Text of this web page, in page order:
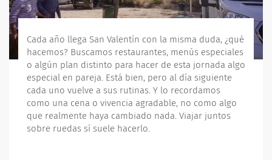
Cada año llega San Valentín con la misma duda, ¿qué
hacemos? Buscamos restaurantes, menús especiales
o algún plan distinto para hacer de esta jornada algo
especial en pareja. Está bien, pero al día siguiente
cada uno vuelve a sus rutinas. Y lo recordamos
como una cena o vivencia agradable, no como algo
que realmente haya cambiado nada. Viajar juntos
sobre ruedas sí suele hacerlo.